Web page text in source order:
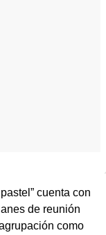
cuenta con
de reunión
como